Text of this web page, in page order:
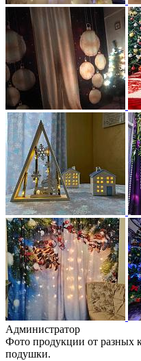
Администратор
Фото продукции от разных
подушки.